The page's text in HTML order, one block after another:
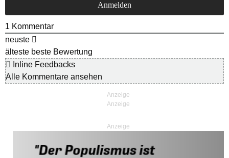
1 Kommentar
neuste
älteste beste Bewertung
Inline Feedbacks
Alle Kommentare ansehen
Anzeige